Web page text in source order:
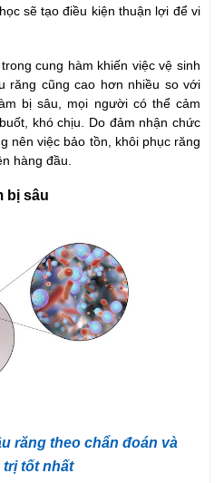
sẽ tạo điều kiện thuận lợi để vi
cung hàm khiến việc vệ sinh
răng cũng cao hơn nhiều so với
bị sâu, mọi người có thể cảm
khó chịu. Do đảm nhận chức
nên việc bảo tồn, khôi phục răng
hàng đầu.
bị sâu
răng theo chẩn đoán và
tốt nhất